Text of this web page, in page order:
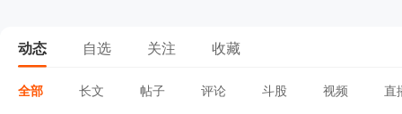
动态 自选 关注 收藏
全部 长文 帖子 评论 斗股 视频 直